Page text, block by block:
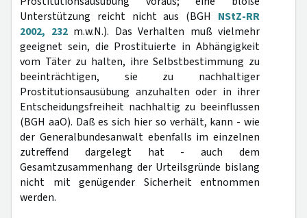
Unterstützung reicht nicht aus (BGH NStZ-RR
2002, 232m.w.N.). Das Verhalten muß vielmehr
geeignet sein, die Prostituierte in Abhängigkeit
vom Täter zu halten, ihre Selbstbestimmung zu
beeinträchtigen, sie zu nachhaltiger
Prostitutionsausübung anzuhalten oder in ihrer
Entscheidungsfreiheit nachhaltig zu beeinflussen
(BGH aaO). Daß es sich hier so verhält, kann - wie
der Generalbundesanwalt ebenfalls im einzelnen
zutreffend dargelegt hat - auch dem
Gesamtzusammenhang der Urteilsgründe bislang
nicht mit genügender Sicherheit entnommen
werden.